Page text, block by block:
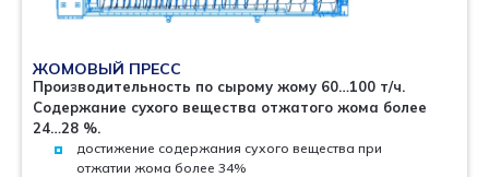
ЖОМОВЫЙ ПРЕСС
Производительность по сырому жому 60…100 т/ч.
Содержание сухого вещества отжатого жома более
24…28 %.
достижение содержания сухого вещества при
отжатии жома более 34%